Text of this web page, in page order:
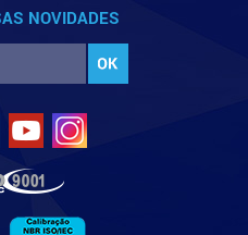
NOVIDADES